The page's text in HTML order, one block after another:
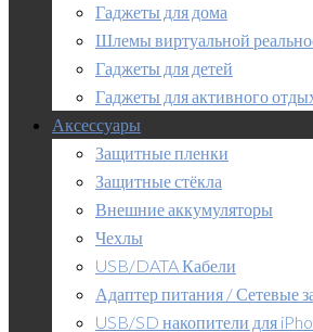
Гаджеты для дома
Шлемы виртуальной
Гаджеты для детей
Гаджеты для активного
Аксессуары
Защитные пленки
Защитные стёкла
Внешние аккумуляторы
Чехлы
USB/DATA Кабели
Адаптер питания / Сетевые
USB/SD накопители для